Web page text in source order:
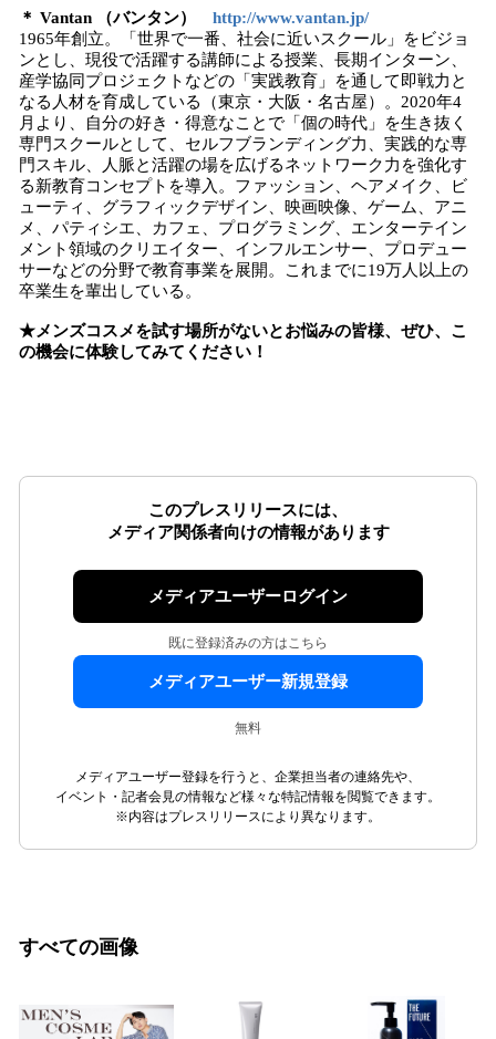
＊ Vantan （バンタン） http://www.vantan.jp/
1965年創立。「世界で一番、社会に近いスクール」をビジョ
ンとし、現役で活躍する講師による授業、長期インターン、
産学協同プロジェクトなどの「実践教育」を通して即戦力と
なる人材を育成している（東京・大阪・名古屋）。2020年4
月より、自分の好き・得意なことで「個の時代」を生き抜く
専門スクールとして、セルフブランディング力、実践的な専
門スキル、人脈と活躍の場を広げるネットワーク力を強化す
る新教育コンセプトを導入。ファッション、ヘアメイク、ビ
ューティ、グラフィックデザイン、映画映像、ゲーム、アニ
メ、パティシエ、カフェ、プログラミング、エンターテイン
メント領域のクリエイター、インフルエンサー、プロデュー
サーなどの分野で教育事業を展開。これまでに19万人以上の
卒業生を輩出している。
★メンズコスメを試す場所がないとお悩みの皆様、ぜひ、こ
の機会に体験してみてください！
このプレスリリースには、
メディア関係者向けの情報があります
メディアユーザーログイン
既に登録済みの方はこちら
メディアユーザー新規登録
無料
メディアユーザー登録を行うと、企業担当者の連絡先や、
イベント・記者会見の情報など様々な特記情報を閲覧できます。
※内容はプレスリリースにより異なります。
すべての画像